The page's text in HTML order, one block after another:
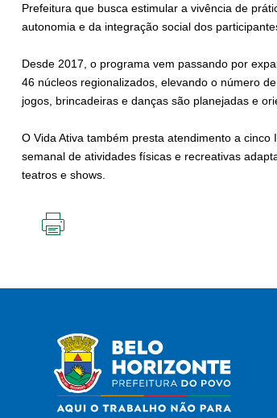
Prefeitura que busca estimular a vivência de
autonomia e da integração social dos
Desde 2017, o programa vem passando por
46 núcleos regionalizados, elevando o número
jogos, brincadeiras e danças são planejadas e
O Vida Ativa também presta atendimento a
semanal de atividades físicas e recreativas
teatros e shows.